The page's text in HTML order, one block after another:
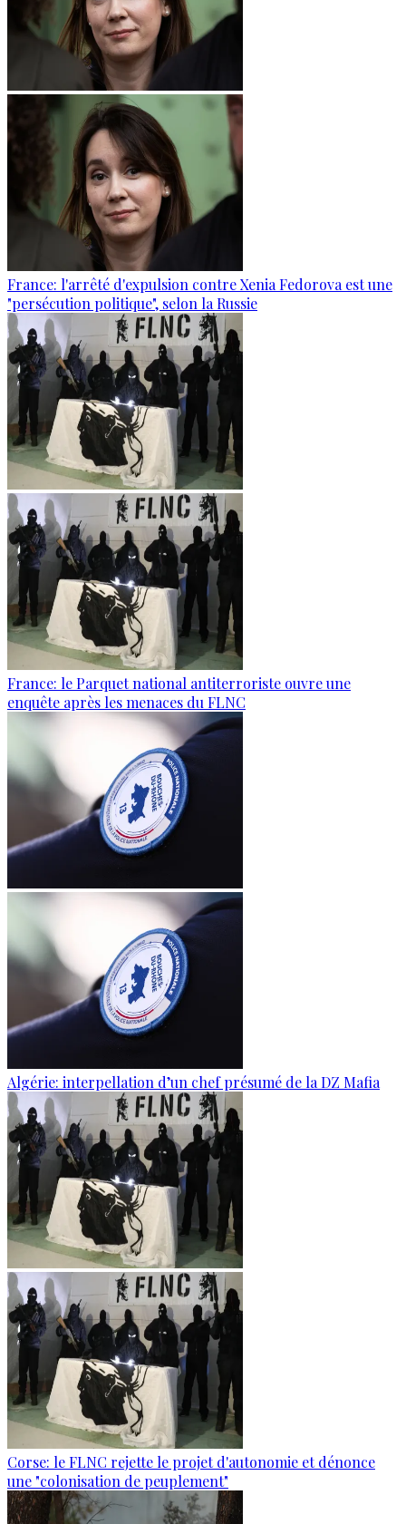
France: l'arrêté d'expulsion contre Xenia Fedorova est une
"persécution politique", selon la Russie
France: le Parquet national antiterroriste ouvre une
enquête après les menaces du FLNC
Algérie: interpellation d’un chef présumé de la DZ Mafia
Corse: le FLNC rejette le projet d'autonomie et dénonce
une "colonisation de peuplement"